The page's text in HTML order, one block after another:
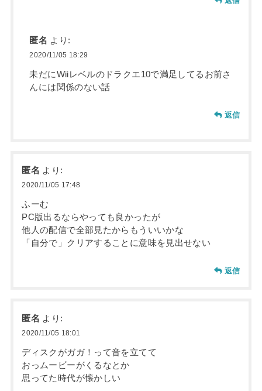
匿名 より:
2020/11/05 18:29
未だにWiiレベルのドラクエ10で満足してるお前さ
んには関係のない話
返信
匿名 より:
2020/11/05 17:48
ふーむ
PC版出るならやっても良かったが
他人の配信で全部見たからもういいかな
「自分で」クリアすることに意味を見出せない
返信
匿名 より:
2020/11/05 18:01
ディスクがガガ！って音を立てて
おっムービーがくるなとか
思ってた時代が懐かしい